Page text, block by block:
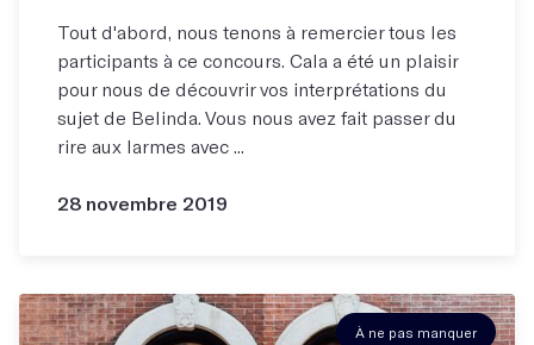
Tout d'abord, nous tenons à remercier tous les
participants à ce concours. Cala a été un plaisir
pour nous de découvrir vos interprétations du
sujet de Belinda. Vous nous avez fait passer du
rire aux larmes avec ...
28 novembre 2019
À ne pas manquer